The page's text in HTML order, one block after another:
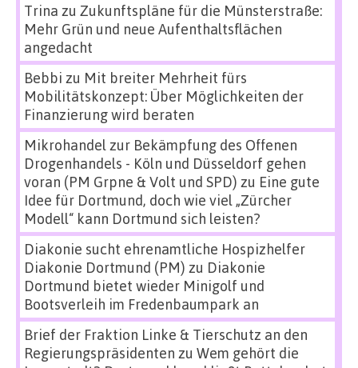
Trina zu Zukunftspläne für die Münsterstraße:
Mehr Grün und neue Aufenthaltsflächen
angedacht
Bebbi zu Mit breiter Mehrheit fürs
Mobilitätskonzept: Über Möglichkeiten der
Finanzierung wird beraten
Mikrohandel zur Bekämpfung des Offenen
Drogenhandels - Köln und Düsseldorf gehen
voran (PM Grpne & Volt und SPD) zu Eine gute
Idee für Dortmund, doch wie viel „Zürcher
Modell“ kann Dortmund sich leisten?
Diakonie sucht ehrenamtliche Hospizhelfer
Diakonie Dortmund (PM) zu Diakonie
Dortmund bietet wieder Minigolf und
Bootsverleih im Fredenbaumpark an
Brief der Fraktion Linke & Tierschutz an den
Regierungspräsidenten zu Wem gehört die